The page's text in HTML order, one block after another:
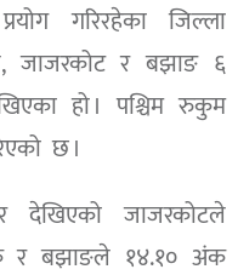
गरिरहेका जिल्ला
जाजरकोट र बझाङ ६
हो । पश्चिम रुकुम
छ ।
देखिएको जाजरकोटले
र बझाङले १४.१० अंक